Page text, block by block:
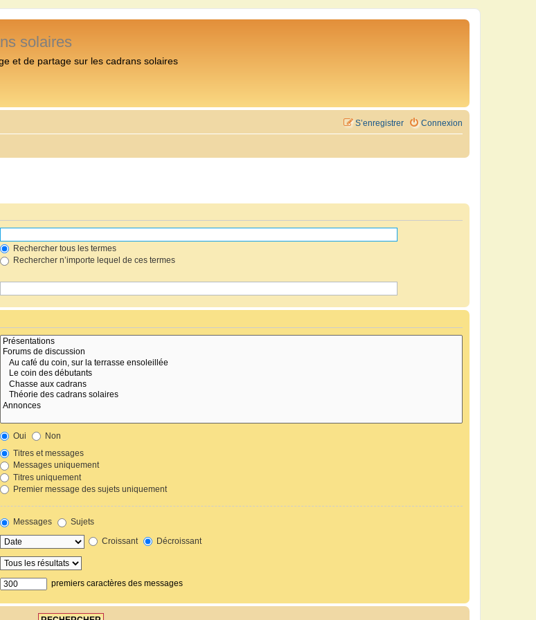
solaires
et de partage sur les cadrans solaires
Connexion
S’enregistrer
Rechercher tous les termes
Rechercher n’importe lequel de ces termes
Oui
Non
Titres et messages
Messages uniquement
Titres uniquement
Premier message des sujets uniquement
Messages
Sujets
Croissant Décroissant
premiers caractères des messages